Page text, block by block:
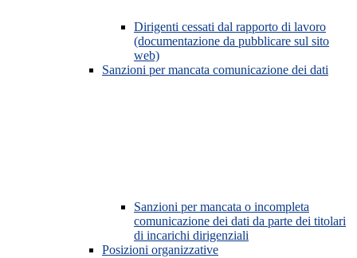
Dirigenti cessati dal rapporto di lavoro
(documentazione da pubblicare sul sito
web)
Sanzioni per mancata comunicazione dei dati
Sanzioni per mancata o incompleta
comunicazione dei dati da parte dei titolari
di incarichi dirigenziali
Posizioni organizzative